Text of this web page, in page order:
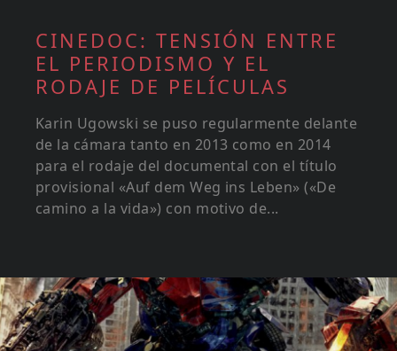
CINEDOC: TENSIÓN ENTRE
EL PERIODISMO Y EL
RODAJE DE PELÍCULAS
Karin Ugowski se puso regularmente delante
de la cámara tanto en 2013 como en 2014
para el rodaje del documental con el título
provisional «Auf dem Weg ins Leben» («De
camino a la vida») con motivo de...